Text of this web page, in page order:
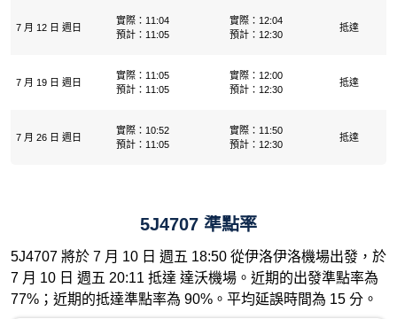
7 月 12 日 週日
實際：11:04
預計：11:05
實際：12:04
預計：12:30
抵達
7 月 19 日 週日
實際：11:05
預計：11:05
實際：12:00
預計：12:30
抵達
7 月 26 日 週日
實際：10:52
預計：11:05
實際：11:50
預計：12:30
抵達
5J4707 準點率
5J4707 將於 7 月 10 日 週五 18:50 從伊洛伊洛機場出發，於
7 月 10 日 週五 20:11 抵達 達沃機場。近期的出發準點率為
77%；近期的抵達準點率為 90%。平均延誤時間為 15 分。